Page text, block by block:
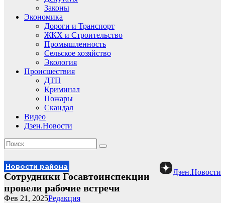
Законы
Экономика
Дороги и Транспорт
ЖКХ и Строительство
Промышленность
Сельское хозяйство
Экология
Происшествия
ДТП
Криминал
Пожары
Скандал
Видео
Дзен.Новости
Дзен.Новости
Новости района
Сотрудники Госавтоинспекции
провели рабочие встречи
Редакция
Фев 21, 2025